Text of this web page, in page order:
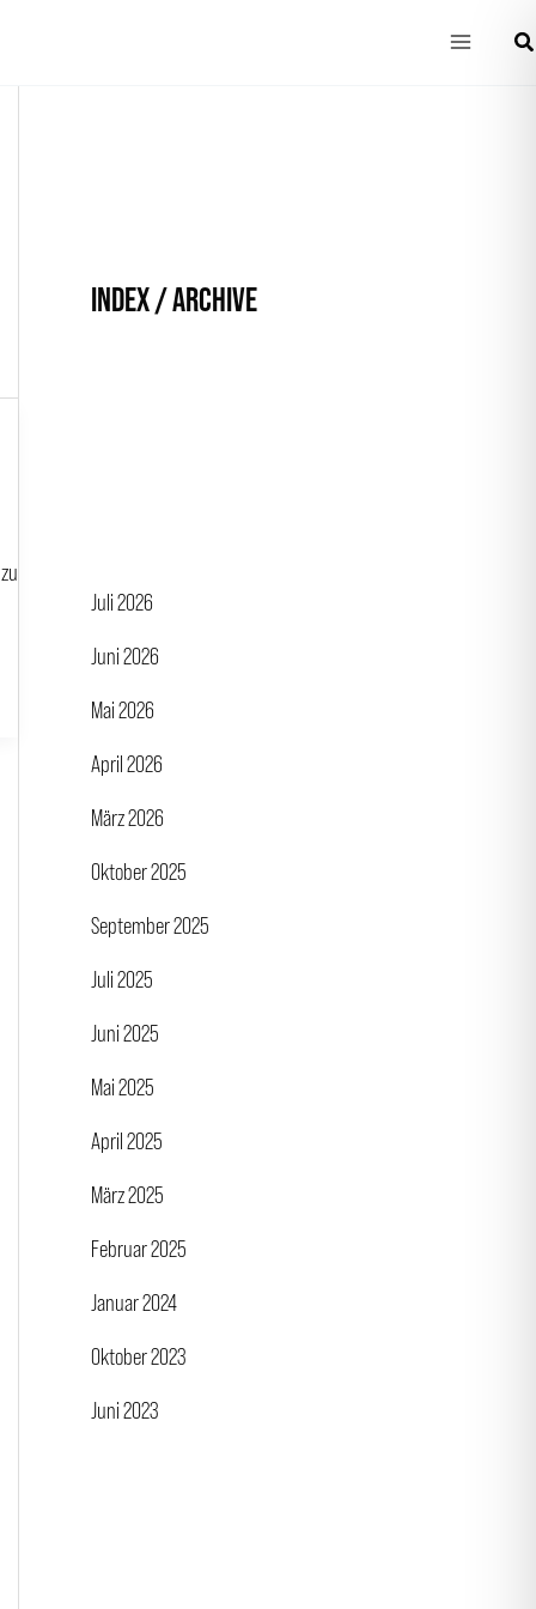
Main
INDEX / ARCHIVE
Juli 2026
Juni 2026
Mai 2026
April 2026
März 2026
Oktober 2025
September 2025
Juli 2025
Juni 2025
Mai 2025
April 2025
März 2025
Februar 2025
Januar 2024
Oktober 2023
Juni 2023